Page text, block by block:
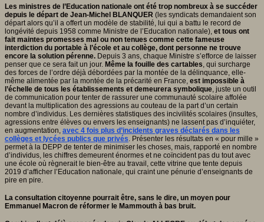
Les ministres de l’Education nationale ont été trop nombreux à se succéder
depuis le départ de Jean-Michel BLANQUER (les syndicats demandaient son
départ alors qu’il a offert un modèle de stabilité, lui qui a battu le record de
longévité depuis 1958 comme Ministre de l’Education nationale), et tous ont
fait maintes promesses mal ou non tenues comme cette fameuse
interdiction du portable à l’école et au collège, dont personne ne trouve
encore la solution pérenne. Depuis 3 ans, chaque Ministre s’efforce de laisser
penser que ce sera fait un jour. Même la fouille des cartables , qui surcharge
des forces de l’ordre déjà débordées par la montée de la délinquance, elle-
même alimentée par la montée de la précarité en France, est impossible à
l’échelle de tous les établissements et demeurera symbolique , juste un outil
de communication pour tenter de rassurer une communauté scolaire affolée
devant la multiplication des agressions au couteau de la part d’un certain
nombre d’individus. Les dernières statistiques des incivilités scolaires (insultes,
agressions entre élèves ou envers les enseignants) ne lassent pas d’inquiéter,
en augmentation, avec 4 fois plus d’incidents graves déclarés dans les
collèges et lycées publics que privés . Présenter les résultats en « pour mille »
permet à la DEPP de tenter de minimiser les choses, mais, rapporté en nombre
d’individus, les chiffres demeurent énormes et ne coïncident pas du tout avec
une école où règnerait le bien-être au travail, cette vitrine que tente depuis
2019 d’afficher l’Education nationale, qui craint une pénurie d’enseignants de
pire en pire.
La consultation citoyenne pourrait être, sans le dire, un moyen pour
Emmanuel Macron de réformer le Mammouth à bas bruit.